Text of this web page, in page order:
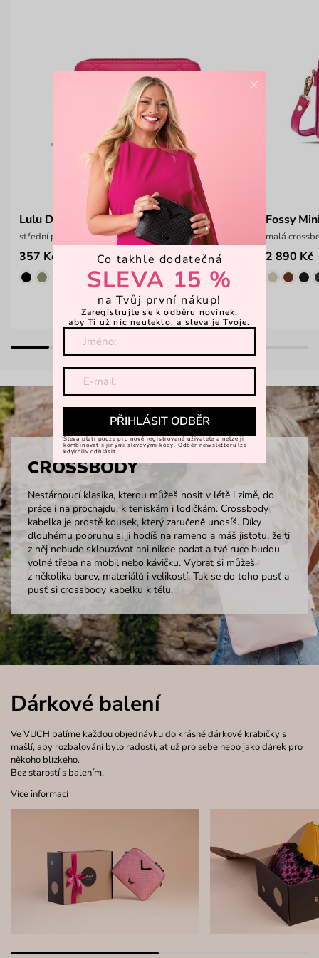
Lulu Dark Pink
střední peněženka na zip
357 Kč
Fossy
malá
2 890 Kč
CROSSBODY
Nestárnoucí klasika, kterou můžeš nosit v létě i zimě, do
práce i na prochajdu, k teniskám i lodičkám. Crossbody
kabelka je prostě kousek, který zaručeně unosíš. Díky
dlouhému popruhu si ji hodíš na rameno a máš jistotu, že ti
z něj nebude sklouzávat ani nikde padat a tvé ruce budou
volné třeba na mobil nebo kávičku. Vybrat si můžeš
z několika barev, materiálů i velikostí. Tak se do toho pusť a
pusť si crossbody kabelku k tělu.
Dárkové balení
Ve VUCH balíme každou objednávku do krásné dárkové krabičky s
mašlí, aby rozbalování bylo radostí, ať už pro sebe nebo jako dárek pro
někoho blízkého.
Bez starostí s balením.
Více informací
×
Co takhle dodatečná
SLEVA 15 %
na Tvůj první nákup!
Zaregistrujte se k odběru novinek,
aby Ti už nic neuteklo, a sleva je Tvoje.
PŘIHLÁSIT ODBĚR
Sleva platí pouze pro nově registrované uživatele a nelze ji
kombinovat s jinými slevovými kódy. Odběr newsletteru lze
kdykoliv odhlásit.